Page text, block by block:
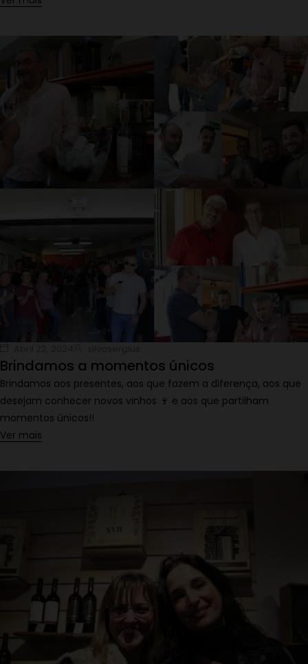
Brindamos a momentos únicos
Brindamos aos presentes, aos que fazem a diferença, aos que
desejam conhecer novos vinhos 🍷 e aos que partilham
momentos únicos!!
Ver mais